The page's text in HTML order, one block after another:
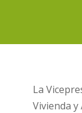
La
Vivienda